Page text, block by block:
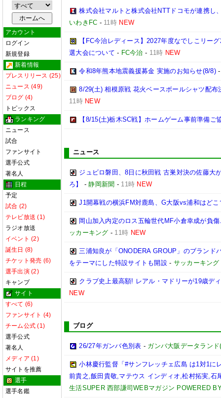
アカウント
ログイン
新規登録
新着情報
プレスリリース (25)
ニュース (49)
ブログ (4)
トピックス
ランキング
ニュース
試合
ファンサイト
選手公式
著名人
日程
予定
試合 (2)
テレビ放送 (1)
ラジオ放送
イベント (2)
誕生日 (8)
チケット発売 (6)
選手出演 (2)
キャンプ
サイト
すべて (6)
ファンサイト (4)
チーム公式 (1)
選手公式
著名人
メディア (1)
サイトを推薦
選手
選手名鑑
株式会社マルトと株式会社NTTドコモが連携し
いわきFC - 11時 NEW
【FC今治レディース】2027年度なでしこリー
選大会について - FC今治 - 11時 NEW
令和8年熊本地震義援募金 実施のお知らせ(8/8)
8/29(土) 相模原戦 花火ベースボールシャツ配
11時 NEW
【8/15(土)栃木SC戦】ホームゲーム事前準備ご
ニュース
ジュビロ磐田、8日に秋田戦 古巣対決の佐藤大
ろ】
-静岡新聞 - 11時 NEW
J1開幕戦の横浜FM対鹿島、G大阪vs浦和はど
岡山加入内定のロス五輪世代MF小倉幸成が負
ッカーキング - 11時 NEW
三浦知良が「ONODERA GROUP」のブランド
をテーマにした特設サイトも開設 - サッカーキング
クラブ史上最高額! レアル・マドリーが19歳デ
NEW
ブログ
26/27年ガンバ色別表 - ガンバ大阪データラン
小林慶行監督「#サンフレッチェ広島 は1対1に
前貴之,飯田貴敬,マテウス インディオ,松村拓実,石
生活SUPER 西部謙司WEBマガジン POWERED